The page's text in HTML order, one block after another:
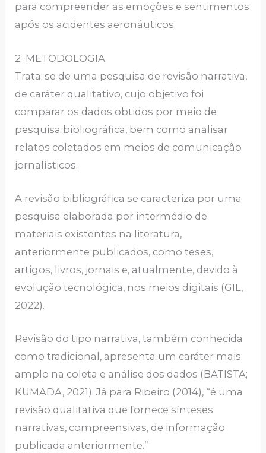
para compreender as emoções e sentimentos
após os acidentes aeronáuticos.
2 METODOLOGIA
Trata-se de uma pesquisa de revisão narrativa,
de caráter qualitativo, cujo objetivo foi
comparar os dados obtidos por meio de
pesquisa bibliográfica, bem como analisar
relatos coletados em meios de comunicação
jornalísticos.
A revisão bibliográfica se caracteriza por uma
pesquisa elaborada por intermédio de
materiais existentes na literatura,
anteriormente publicados, como teses,
artigos, livros, jornais e, atualmente, devido à
evolução tecnológica, nos meios digitais (GIL,
2022).
Revisão do tipo narrativa, também conhecida
como tradicional, apresenta um caráter mais
amplo na coleta e análise dos dados (BATISTA;
KUMADA, 2021). Já para Ribeiro (2014), “é uma
revisão qualitativa que fornece sínteses
narrativas, compreensivas, de informação
publicada anteriormente.”